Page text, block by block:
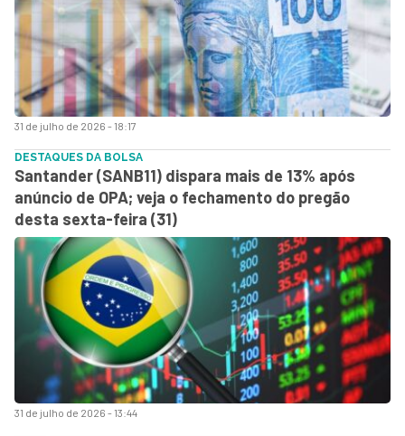
31 de julho de 2026 - 18:17
31 de julho de 2026 - 13:44
DESTAQUES DA BOLSA
Santander (SANB11) dispara mais de 13% após
anúncio de OPA; veja o fechamento do pregão
desta sexta-feira (31)